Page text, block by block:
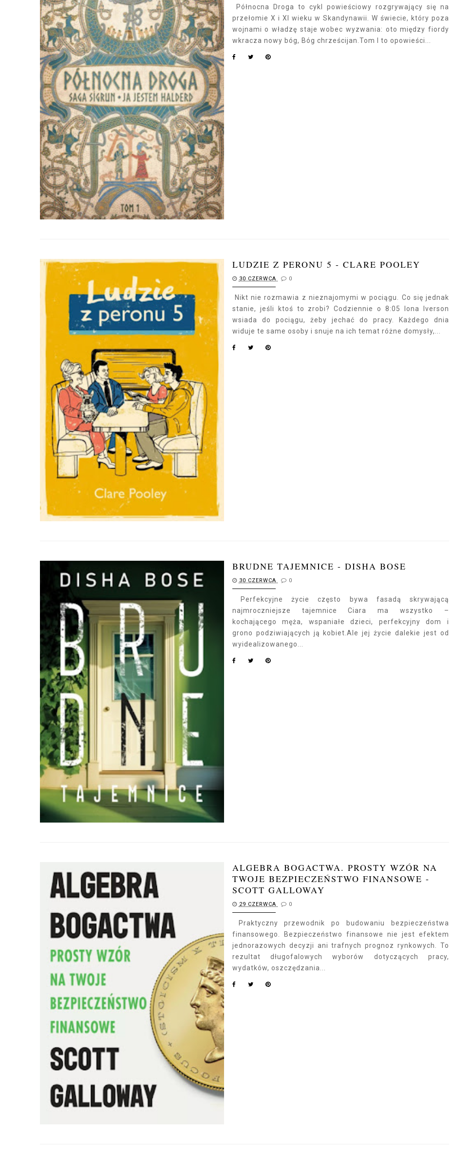
Północna Droga to cykl powieściowy rozgrywający się na
przełomie X i XI wieku w Skandynawii. W świecie, który poza
wojnami o władzę staje wobec wyzwania: oto między fiordy
wkracza nowy bóg, Bóg chrześcijan.Tom I to opowieści...
LUDZIE Z PERONU 5 - CLARE POOLEY
30 CZERWCA 0
Nikt nie rozmawia z nieznajomymi w pociągu. Co się jednak
stanie, jeśli ktoś to zrobi? Codziennie o 8:05 Iona Iverson
wsiada do pociągu, żeby jechać do pracy. Każdego dnia
widuje te same osoby i snuje na ich temat różne domysły,...
BRUDNE TAJEMNICE - DISHA BOSE
30 CZERWCA 0
Perfekcyjne życie często bywa fasadą skrywającą
najmroczniejsze tajemnice Ciara ma wszystko –
kochającego męża, wspaniałe dzieci, perfekcyjny dom i
grono podziwiających ją kobiet.Ale jej życie dalekie jest od
wyidealizowanego...
ALGEBRA BOGACTWA. PROSTY WZÓR NA
TWOJE BEZPIECZEŃSTWO FINANSOWE -
SCOTT GALLOWAY
29 CZERWCA 0
Praktyczny przewodnik po budowaniu bezpieczeństwa
finansowego. Bezpieczeństwo finansowe nie jest efektem
jednorazowych decyzji ani trafnych prognoz rynkowych. To
rezultat długofalowych wyborów dotyczących pracy,
wydatków, oszczędzania...